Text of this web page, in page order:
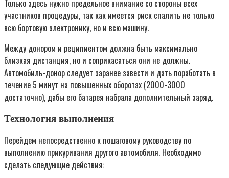
Только здесь нужно предельное внимание со стороны всех
участников процедуры, так как имеется риск спалить не только
всю бортовую электронику, но и всю машину.
Между донором и реципиентом должна быть максимально
близкая дистанция, но и соприкасаться они не должны.
Автомобиль-донор следует заранее завести и дать поработать в
течение 5 минут на повышенных оборотах (2000-3000
достаточно), дабы его батарея набрала дополнительный заряд.
Технология выполнения
Перейдем непосредственно к пошаговому руководству по
выполнению прикуривания другого автомобиля. Необходимо
сделать следующие действия: